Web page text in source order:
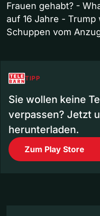
Frauen gehabt? -
auf 16 Jahre -
Schuppen vom
TIPP
Sie wollen keine
verpassen? Jetzt
herunterladen.
Zum Play Store